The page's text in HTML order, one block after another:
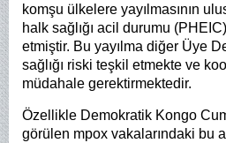
komşu ülkelere yayılmasının
halk sağlığı acil durumu
etmiştir. Bu yayılma diğer Üye
sağlığı riski teşkil etmekte ve
müdahale gerektirmektedir.
Özellikle Demokratik Kongo
görülen mpox vakalarındaki bu